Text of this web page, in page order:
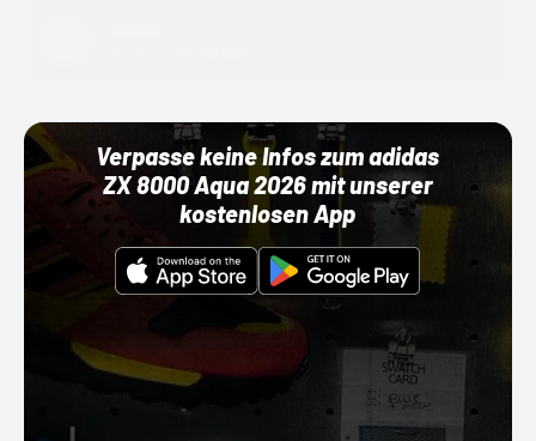
Verpasse keine Infos zum adidas
ZX 8000 Aqua 2026 mit unserer
kostenlosen App